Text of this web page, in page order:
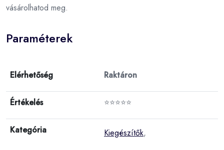
vásárolhatod meg.
Paraméterek
Elérhetőség Raktáron
Értékelés ⭐⭐⭐⭐⭐
Kategória Kiegészítők,